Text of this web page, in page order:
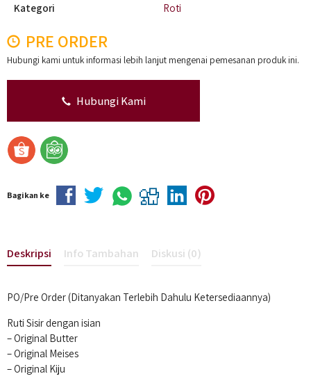
Kategori
Roti
PRE ORDER
Hubungi kami untuk informasi lebih lanjut mengenai pemesanan produk ini.
Hubungi Kami
Bagikan ke
Deskripsi Info Tambahan Diskusi (0)
PO/Pre Order (Ditanyakan Terlebih Dahulu Ketersediaannya)
Ruti Sisir dengan isian
– Original Butter
– Original Meises
– Original Kiju